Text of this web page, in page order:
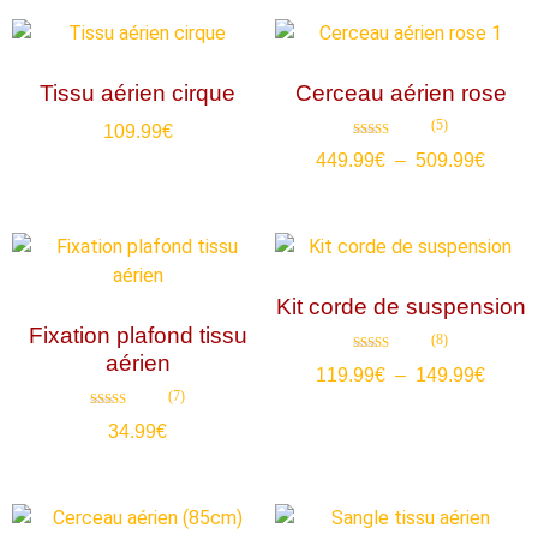
Tissu aérien cirque
109.99€
Cerceau aérien rose
4.80
(5)
449.99€ – 509.99€
Fixation plafond tissu
aérien
4.86
(7)
34.99€
Kit corde de suspension
4.88
(8)
119.99€ – 149.99€